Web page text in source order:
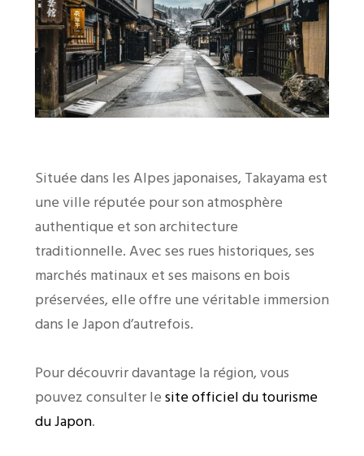
Située dans les Alpes japonaises, Takayama est
une ville réputée pour son atmosphère
authentique et son architecture
traditionnelle. Avec ses rues historiques, ses
marchés matinaux et ses maisons en bois
préservées, elle offre une véritable immersion
dans le Japon d’autrefois.
Pour découvrir davantage la région, vous
pouvez consulter lesite officiel du tourisme
du Japon.